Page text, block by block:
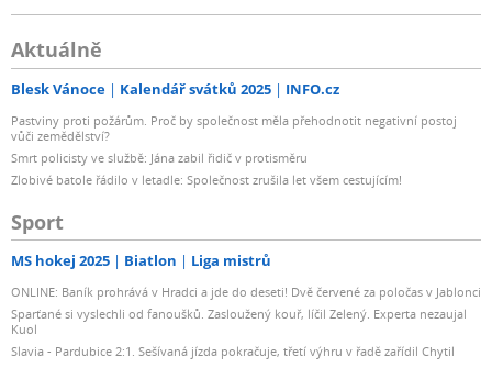
Aktuálně
Blesk Vánoce Kalendář svátků 2025 INFO.cz
Pastviny proti požárům. Proč by společnost měla přehodnotit negativní postoj
vůči zemědělství?
Smrt policisty ve službě: Jána zabil řidič v protisměru
Zlobivé batole řádilo v letadle: Společnost zrušila let všem cestujícím!
Sport
MS hokej 2025 Biatlon Liga mistrů
ONLINE: Baník prohrává v Hradci a jde do deseti! Dvě červené za poločas v Jablonci
Sparťané si vyslechli od fanoušků. Zasloužený kouř, líčil Zelený. Experta nezaujal
Kuol
Slavia - Pardubice 2:1. Sešívaná jízda pokračuje, třetí výhru v řadě zařídil Chytil